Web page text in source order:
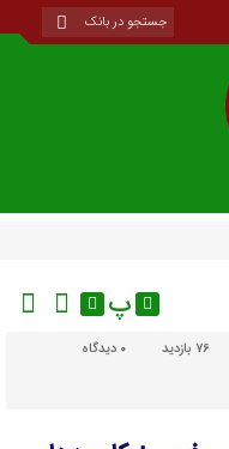
پ
76 بازدید دیدگاه